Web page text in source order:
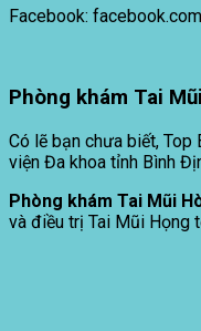
Facebook:
Phòng khám Tai
Có lẽ bạn chưa biết, Top
viện Đa khoa tỉnh Bình
Phòng khám Tai Mũi
và điều trị Tai Mũi Họng